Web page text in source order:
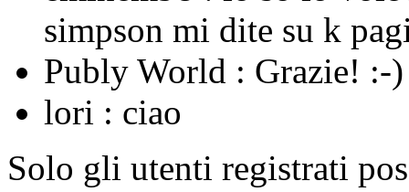
simpson mi dite su k
Publy World : Grazie! :-)
lori : ciao
Solo gli utenti registrati